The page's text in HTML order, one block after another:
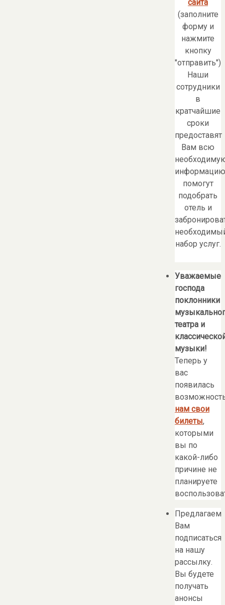
сайта
(заполните
форму и
нажмите
кнопку
"отправить")
Наши
сотрудники
в
кратчайшие
сроки
предоставят
Вам всю
помогут
подобрать
отель и
набор услуг.
Уважаемые
господа
поклонники
театра и
музыки!
Теперь у
вас
появилась
нам свои
билеты,
которыми
вы по
какой-либо
причине не
планируете
Предлагаем
Вам
подписаться
на нашу
рассылку.
Вы будете
получать
анонсы